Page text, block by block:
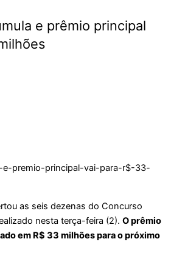
e prêmio principal
as seis dezenas do Concurso
nesta terça-feira (2). O prêmio
em R$ 33 milhões para o próximo